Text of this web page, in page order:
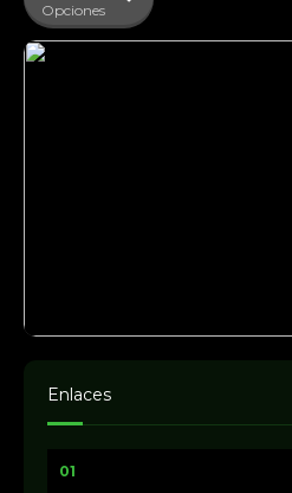
Opciones
Enlaces
01